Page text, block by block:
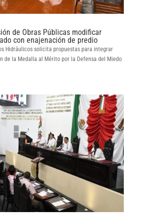
de Obras Públicas modificar
con enajenación de predio
Hidráulicos solicita propuestas para integrar
de la Medalla al Mérito por la Defensa del Miedo